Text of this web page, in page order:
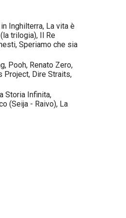
Inghilterra, La vita è
trilogia), Il Re
Speriamo che sia
Pooh, Renato Zero,
Project, Dire Straits,
Storia Infinita,
(Seija - Raivo), La